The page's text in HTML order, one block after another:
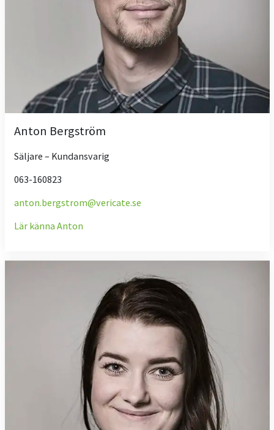
Anton Bergström
Säljare – Kundansvarig
063-160823
anton.bergstrom@vericate.se
Lär känna Anton